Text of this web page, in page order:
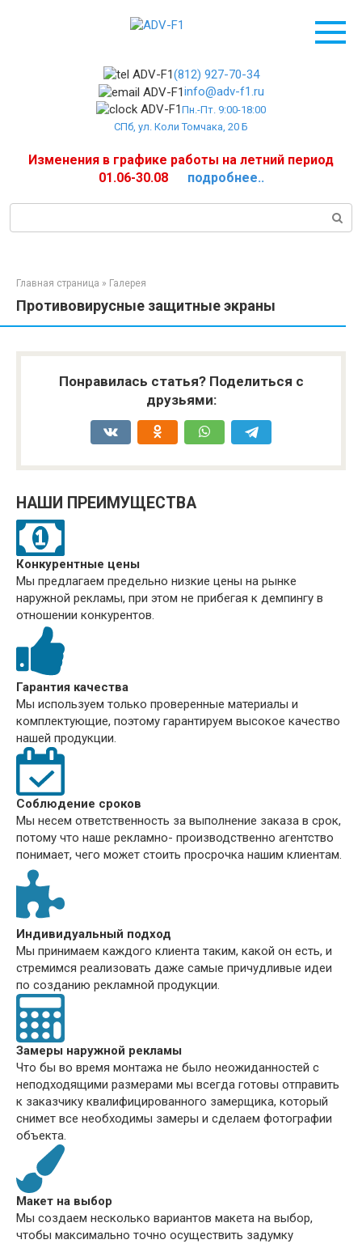
(812) 927-70-34
info@adv-f1.ru
Пн.-Пт. 9:00-18:00
СПб, ул. Коли Томчака, 20 Б
Изменения в графике работы на летний период
01.06-30.08 подробнее..
Поиск:
Главная страница » Галерея
Противовирусные защитные экраны
Понравилась статья? Поделиться с
друзьями:
НАШИ ПРЕИМУЩЕСТВА
Конкурентные цены
Мы предлагаем предельно низкие цены на рынке
наружной рекламы, при этом не прибегая к демпингу в
отношении конкурентов.
Гарантия качества
Мы используем только проверенные материалы и
комплектующие, поэтому гарантируем высокое качество
нашей продукции.
Соблюдение сроков
Мы несем ответственность за выполнение заказа в срок,
потому что наше рекламно- производственно агентство
понимает, чего может стоить просрочка нашим клиентам.
Индивидуальный подход
Мы принимаем каждого клиента таким, какой он есть, и
стремимся реализовать даже самые причудливые идеи
по созданию рекламной продукции.
Замеры наружной рекламы
Что бы во время монтажа не было неожиданностей с
неподходящими размерами мы всегда готовы отправить
к заказчику квалифицированного замерщика, который
снимет все необходимы замеры и сделаем фотографии
объекта.
Макет на выбор
Мы создаем несколько вариантов макета на выбор,
чтобы максимально точно осуществить задумку